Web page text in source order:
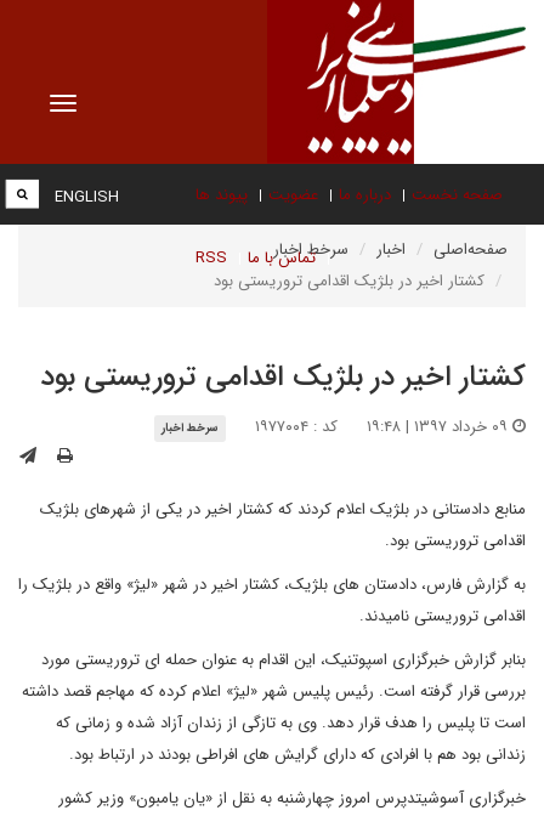
Toggle
صفحه نخست درباره ما عضویت پیوند ها
تماس با ما RSS
ENGLISH
صفحه‌اصلی اخبار
سرخط اخبار
کشتار اخیر در بلژیک اقدامی تروریستی بود
کشتار اخیر در بلژیک اقدامی تروریستی بود
کد : ۱۹۷۷۰۰۴ سرخط اخبار
منابع دادستانی در بلژیک اعلام کردند که کشتار اخیر در یکی از شهرهای بلژیک
اقدامی تروریستی بود.
به گزارش فارس، دادستان های بلژیک، کشتار اخیر در شهر «لیژ» واقع در بلژیک را
اقدامی تروریستی نامیدند.
بنابر گزارش خبرگزاری اسپوتنیک، این اقدام به عنوان حمله ای تروریستی مورد
بررسی قرار گرفته است. رئیس پلیس شهر «لیژ» اعلام کرده که مهاجم قصد داشته
است تا پلیس را هدف قرار دهد. وی به تازگی از زندان آزاد شده و زمانی که
زندانی بود هم با افرادی که دارای گرایش های افراطی بودند در ارتباط بود.
خبرگزاری آسوشیتدپرس امروز چهارشنبه به نقل از «یان یامبون» وزیر کشور